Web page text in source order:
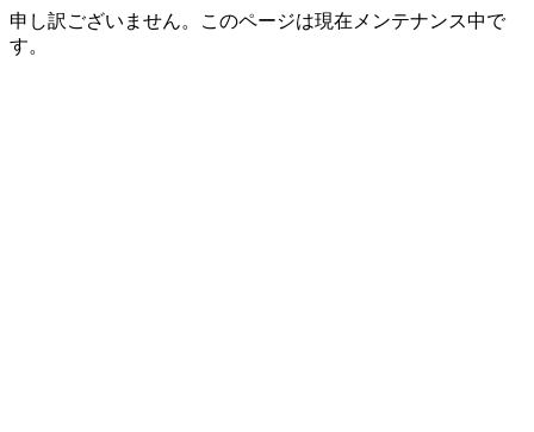
申し訳ございません。このページは現在メンテナンス中で
す。